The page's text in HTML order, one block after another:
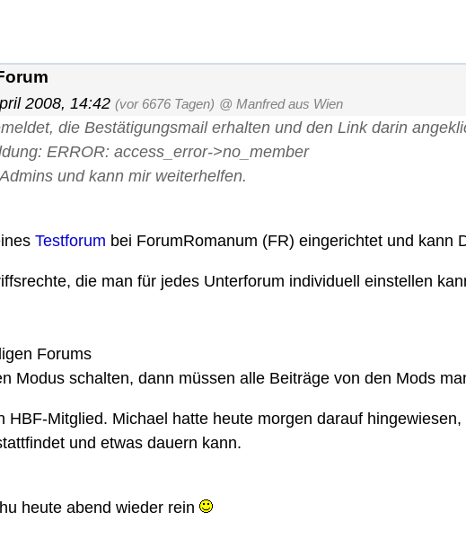
2008, 14:42 (vor 6676 Tagen) @ Manfred aus Wien
die Bestätigungsmail erhalten und den Link darin
ERROR: access_error->no_member
und kann mir weiterhelfen.
Testforum bei ForumRomanum (FR) eingerichtet und kann
die man für jedes Unterforum individuell einstellen
Forums
Modus schalten, dann müssen alle Beiträge von den Mods
HBF-Mitglied. Michael hatte heute morgen darauf hingewiesen,
und etwas dauern kann.
heute abend wieder rein